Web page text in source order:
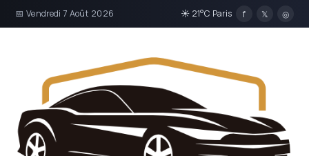
📅 Vendredi 7 Août 2026 ☀ 21°C Paris f 𝕏 ◎